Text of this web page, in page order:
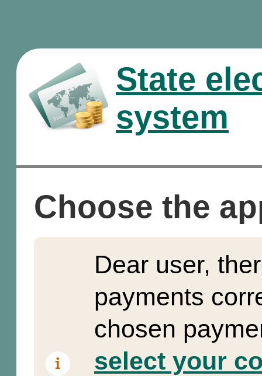
State
system
Choose the
Dear user,
payments
chosen
select your